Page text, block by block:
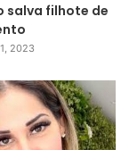
salva filhote de
2023